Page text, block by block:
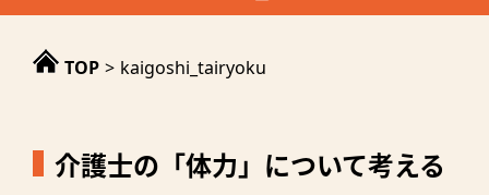
体力を消耗しにくい働き方で身を守る！
TOP > kaigoshi_tairyoku
介護士の「体力」について考える